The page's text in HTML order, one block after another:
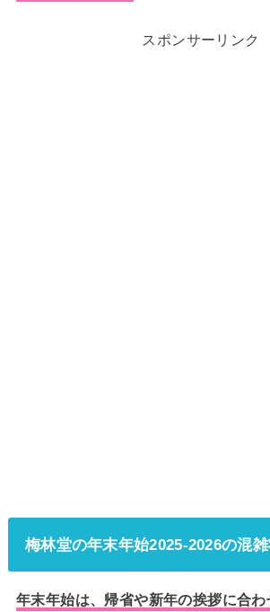
スポンサーリンク
梅林堂の年末年始2025-2026の混雑
年末年始は、帰省や新年の挨拶に合